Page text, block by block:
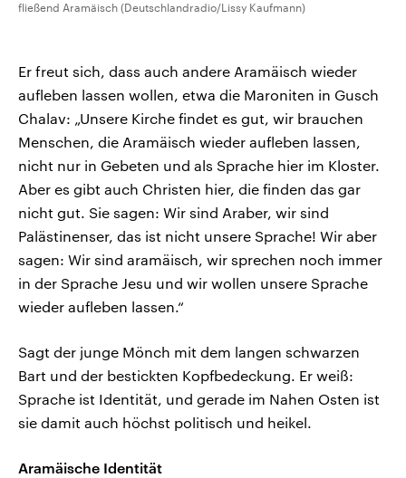
fließend Aramäisch (Deutschlandradio/Lissy Kaufmann)
Er freut sich, dass auch andere Aramäisch wieder
aufleben lassen wollen, etwa die Maroniten in Gusch
Chalav: „Unsere Kirche findet es gut, wir brauchen
Menschen, die Aramäisch wieder aufleben lassen,
nicht nur in Gebeten und als Sprache hier im Kloster.
Aber es gibt auch Christen hier, die finden das gar
nicht gut. Sie sagen: Wir sind Araber, wir sind
Palästinenser, das ist nicht unsere Sprache! Wir aber
sagen: Wir sind aramäisch, wir sprechen noch immer
in der Sprache Jesu und wir wollen unsere Sprache
wieder aufleben lassen.“
Sagt der junge Mönch mit dem langen schwarzen
Bart und der bestickten Kopfbedeckung. Er weiß:
Sprache ist Identität, und gerade im Nahen Osten ist
sie damit auch höchst politisch und heikel.
Aramäische Identität